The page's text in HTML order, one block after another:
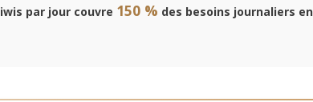
par jour couvre 150 % des besoins journaliers